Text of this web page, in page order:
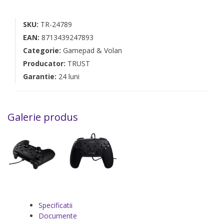
SKU: TR-24789
EAN: 8713439247893
Categorie: Gamepad & Volan
Producator: TRUST
Garantie: 24 luni
Galerie produs
Specificatii
Documente